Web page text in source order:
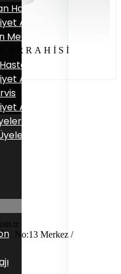
No:13 Merkez /
Hasta
Anketi
Memnuniyet
Anketi
Anketi